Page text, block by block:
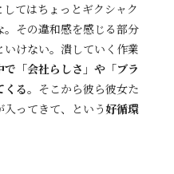
てはちょっとギクシャク
。その違和感を感じる部分
けない。潰していく作業
で「会社らしさ」や「ブラ
る。 そこから彼ら彼女た
ってきて、という好循環